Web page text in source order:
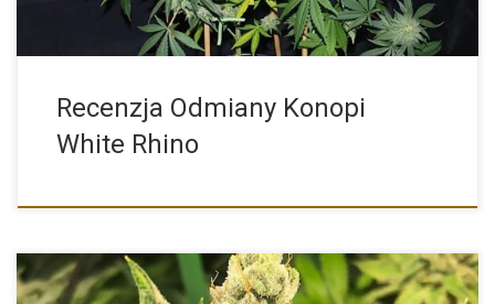
Recenzja Odmiany Konopi
White Rhino